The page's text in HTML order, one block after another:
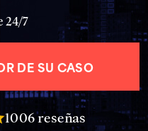
24/7
DE SU CASO
1006 reseñas